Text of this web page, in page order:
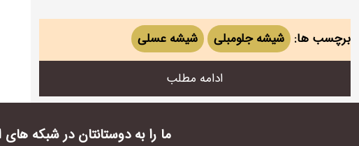
برچسب ها: شیشه جلومبلی شیشه عسلی
ادامه مطلب
ما را به دوستانتان در شبکه